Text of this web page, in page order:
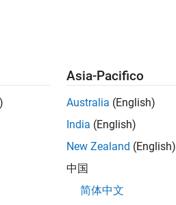
Asia-Pacifico
Australia (English)
India (English)
New Zealand (English)
中国
简体中文